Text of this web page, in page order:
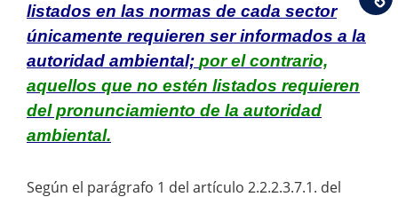
listados en las normas de cada sector
únicamente requieren ser informados a la
autoridad ambiental; por el contrario,
aquellos que no estén listados requieren
del pronunciamiento de la autoridad
ambiental.
Según el parágrafo 1 del artículo 2.2.2.3.7.1. del